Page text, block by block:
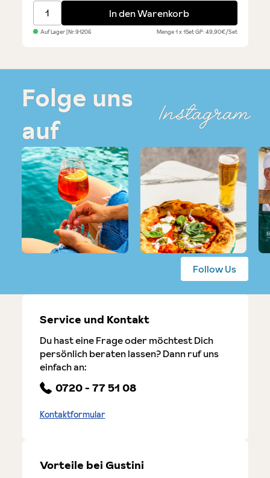
Azzurro - GeschenkboxIn den Warenkorb
Auf Lager| Nr.91206 Menge1 x 1SetGP: 49,90€/Set
Folge uns
auf
Instagram
Follow Us
Service und Kontakt
Du hast eine Frage oder möchtest Dich
persönlich beraten lassen? Dann ruf uns
einfach an:
0720 - 77 51 08
Kontaktformular
Vorteile bei Gustini